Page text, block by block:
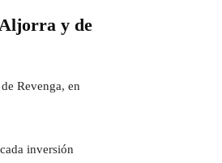
y de
Revenga, en
inversión